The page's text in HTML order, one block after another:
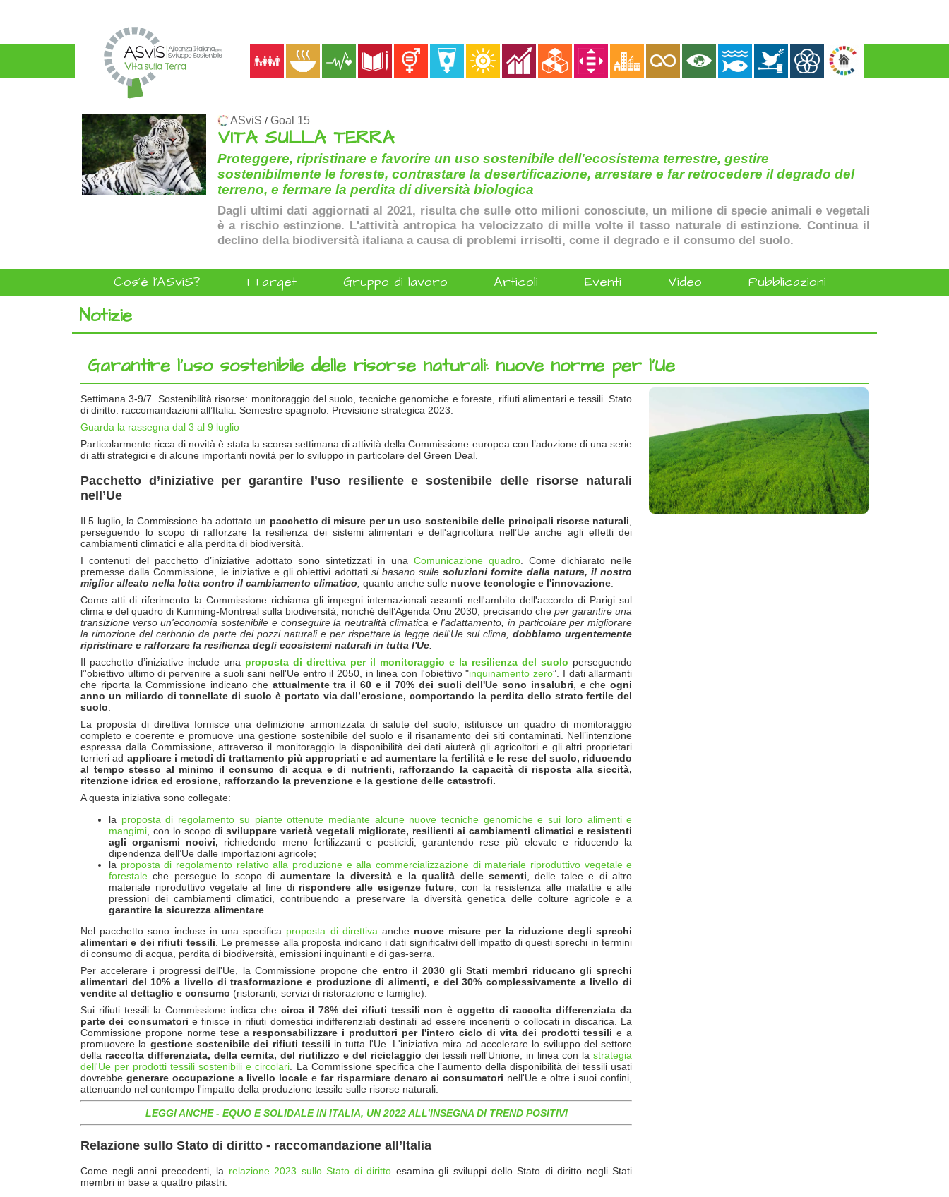
ASviS / Goal 15
VITA SULLA TERRA
Proteggere, ripristinare e favorire un uso sostenibile dell'ecosistema terrestre, gestire
sostenibilmente le foreste, contrastare la desertificazione, arrestare e far retrocedere il degrado del
terreno, e fermare la perdita di diversità biologica
Dagli ultimi dati aggiornati al 2021, risulta che sulle otto milioni conosciute, un milione di specie animali e vegetali
è a rischio estinzione. L'attività antropica ha velocizzato di mille volte il tasso naturale di estinzione. Continua il
declino della biodiversità italiana a causa di problemi irrisolti, come il degrado e il consumo del suolo.
Cos'è l'ASviS? I Target Gruppo di lavoro Articoli Eventi Video Pubblicazioni
Notizie
Garantire l’uso sostenibile delle risorse naturali: nuove norme per l’Ue
Settimana 3-9/7. Sostenibilità risorse: monitoraggio del suolo, tecniche genomiche e foreste, rifiuti alimentari e tessili. Stato
di diritto: raccomandazioni all’Italia. Semestre spagnolo. Previsione strategica 2023.
Guarda la rassegna dal 3 al 9 luglio
Particolarmente ricca di novità è stata la scorsa settimana di attività della Commissione europea con l’adozione di una serie
di atti strategici e di alcune importanti novità per lo sviluppo in particolare del Green Deal.
Pacchetto d’iniziative per garantire l’uso resiliente e sostenibile delle risorse naturali
nell’Ue
Il 5 luglio, la Commissione ha adottato un pacchetto di misure per un uso sostenibile delle principali risorse naturali
perseguendo lo scopo di rafforzare la resilienza dei sistemi alimentari e dell'agricoltura nell’Ue anche agli effetti dei
cambiamenti climatici e alla perdita di biodiversità.
I contenuti del pacchetto d’iniziative adottato sono sintetizzati in unaComunicazione quadro . Come dichiarato nelle
premesse dalla Commissione, le iniziative e gli obiettivi adottati si basano sullesoluzioni fornite dalla natura, il nostro
miglior alleato nella lotta contro il cambiamento climatico quanto anche sulle nuove tecnologie e l'innovazione
Come atti di riferimento la Commissione richiama gli impegni internazionali assunti nell'ambito dell'accordo di Parigi sul
clima e del quadro di Kunming-Montreal sulla biodiversità, nonché dell’Agenda Onu 2030, precisando cheper garantire una
transizione verso un'economia sostenibile e conseguire la neutralità climatica e l'adattamento, in particolare per migliorare
la rimozione del carbonio da parte dei pozzi naturali e per rispettare la legge dell'Ue sul clima,dobbiamo urgentemente
ripristinare e rafforzare la resilienza degli ecosistemi naturali in tutta l'Ue
Il pacchetto d’iniziative include una proposta di direttiva per il monitoraggio e la resilienza del suolo perseguendo
l’'obiettivo ultimo di pervenire a suoli sani nell'Ue entro il 2050, in linea con l'obiettivo "inquinamento zero”. I dati allarmanti
che riporta la Commissione indicano che attualmente tra il 60 e il 70% dei suoli dell'Ue sono insalubri , e cheogni
anno un miliardo di tonnellate di suolo è portato via dall’erosione, comportando la perdita dello strato fertile del
suolo
La proposta di direttiva fornisce una definizione armonizzata di salute del suolo, istituisce un quadro di monitoraggio
completo e coerente e promuove una gestione sostenibile del suolo e il risanamento dei siti contaminati. Nell’intenzione
espressa dalla Commissione, attraverso il monitoraggio la disponibilità dei dati aiuterà gli agricoltori e gli altri proprietari
terrieri ad applicare i metodi di trattamento più appropriati e ad aumentare la fertilità e le rese del suolo, riducendo
al tempo stesso al minimo il consumo di acqua e di nutrienti, rafforzando la capacità di risposta alla siccità,
ritenzione idrica ed erosione, rafforzando la prevenzione e la gestione delle catastrofi.
A questa iniziativa sono collegate:
la proposta di regolamento su piante ottenute mediante alcune nuove tecniche genomiche e sui loro alimenti e
mangimi , con lo scopo di sviluppare varietàvegetali migliorate, resilienti ai cambiamenti climatici e resistenti
agli organismi nocivi, richiedendo meno fertilizzanti e pesticidi, garantendo rese più elevate e riducendo la
dipendenza dell’Ue dalle importazioni agricole;
la proposta di regolamento relativo alla produzione e alla commercializzazione di materiale riproduttivo vegetale e
forestale che persegue lo scopo di aumentare la diversitàe la qualità delle sementi , delle talee e di altro
materiale riproduttivo vegetale al fine di rispondere alle esigenze future , con la resistenza alle malattie e alle
pressioni dei cambiamenti climatici, contribuendo a preservare la diversità genetica delle colture agricole e a
garantire la sicurezza alimentare
Nel pacchetto sono incluse in una specifica proposta di direttiva anche nuove misure per la riduzione degli sprechi
alimentari e dei rifiuti tessili . Le premesse alla proposta indicano i dati significativi dell’impatto di questi sprechi in termini
di consumo di acqua, perdita di biodiversità, emissioni inquinanti e di gas-serra.
Per accelerare i progressi dell'Ue, la Commissione propone che entro il 2030 gli Stati membri riducano gli sprechi
alimentari del 10% a livello di trasformazione e produzione di alimenti, e del 30% complessivamente a livello di
vendite al dettaglio e consumo (ristoranti, servizi di ristorazione e famiglie).
Sui rifiuti tessili la Commissione indica che circa il 78% dei rifiuti tessili nonè oggetto di raccolta differenziata da
parte dei consumatori e finisce in rifiuti domestici indifferenziati destinati ad essere inceneriti o collocati in discarica. La
Commissione propone norme tese a responsabilizzare i produttori per l'intero ciclo di vita dei prodotti tessili e a
promuovere la gestione sostenibile dei rifiuti tessili in tutta l'Ue. L'iniziativa mira ad accelerare lo sviluppo del settore
della raccolta differenziata, della cernita, del riutilizzo e del riciclaggio dei tessili nell'Unione, in linea con lastrategia
dell'Ue per prodotti tessili sostenibili e circolari . La Commissione specifica che l’aumento della disponibilità dei tessili usati
dovrebbe generare occupazione a livello localee far risparmiare denaro ai consumatori nell'Ue e oltre i suoi confini,
attenuando nel contempo l'impatto della produzione tessile sulle risorse naturali.
LEGGI ANCHE - EQUO E SOLIDALE IN ITALIA, UN 2022 ALL’INSEGNA DI TREND POSITIVI
Relazione sullo Stato di diritto - raccomandazione all’Italia
Come negli anni precedenti, la relazione 2023 sullo Stato di diritto esamina gli sviluppi dello Stato di diritto negli Stati
membri in base a quattro pilastri: